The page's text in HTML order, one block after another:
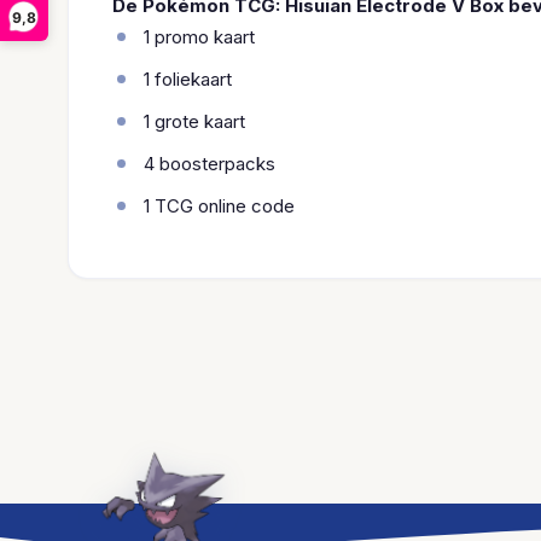
9,8
De Pokémon TCG: Hisuian Electrode V Box
1 promo kaart
1 foliekaart
1 grote kaart
4 boosterpacks
1 TCG online code